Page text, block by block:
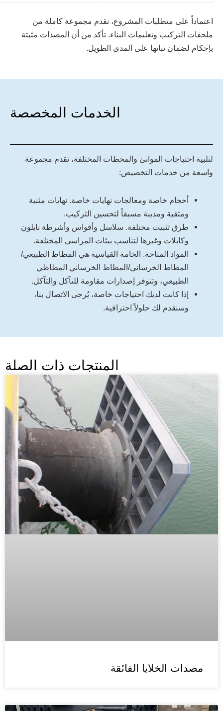
اعتماداً على متطلبات المشروع، نقدم مجموعة كاملة من
ملحقات التركيب وتعليمات البناء. تأكد من أن المصدات مثبتة
بإحكام لضمان ثباتها على المدى الطويل.
الخدمات المخصصة
لتلبية احتياجات الموانئ والمحطات المختلفة، نقدم مجموعة
واسعة من خدمات التخصيص:
أحجام خاصة ومعالجات نهايات خاصة. نهايات مثنية
ومثقبة ومدببة مسبقاً لتحسين التركيب.
طرق تثبيت مختلفة. سلاسل وأقواس وأشرطة نايلون
وكابلات وغيرها لتناسب بيئات المراسي المختلفة.
المواد المتاحة. الخامة القياسية هي المطاط الطبيعي/
المطاط الخرساني/المطاط الخرساني المطاطي
الطبيعي، وتتوفر إصدارات مقاومة للتآكل والتآكل.
إذا كانت لديك احتياجات خاصة، يُرجى الاتصال بنا،
وسنقدم لك حلولاً احترافية.
المنتجات ذات الصلة
مصدات الخلايا الفائقة